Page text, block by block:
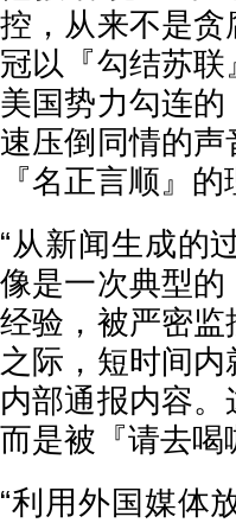
控，从来不是
冠以『勾结苏
美国势力勾连
速压倒同情的
『名正言顺』的
“从新闻生成的
像是一次典型
经验，被严密
之际，短时间
内部通报内容
而是被『请去喝
“利用外国媒体